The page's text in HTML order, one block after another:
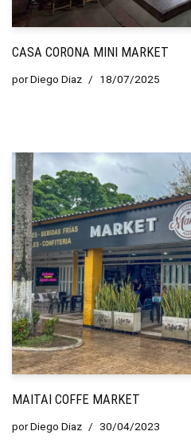
CASA CORONA MINI MARKET
porDiego Diaz 18/07/2025
MAITAI COFFE MARKET
porDiego Diaz 30/04/2023